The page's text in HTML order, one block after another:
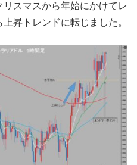
スマスから年始にかけてレ
昇トレンドに転じました。